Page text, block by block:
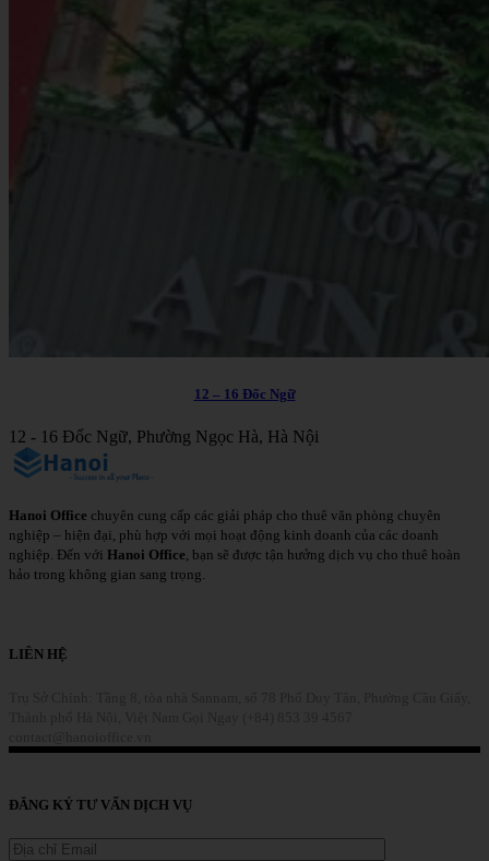
12 – 16 Đốc Ngữ
12 - 16 Đốc Ngữ, Phường Ngọc Hà, Hà Nội
Hanoi Office chuyên cung cấp các giải pháp cho thuê văn phòng chuyên
nghiệp – hiện đại, phù hợp với mọi hoạt động kinh doanh của các doanh
nghiệp. Đến với Hanoi Office, bạn sẽ được tận hưởng dịch vụ cho thuê hoàn
hảo trong không gian sang trọng.
LIÊN HỆ
ĐĂNG KÝ TƯ VẤN DỊCH VỤ